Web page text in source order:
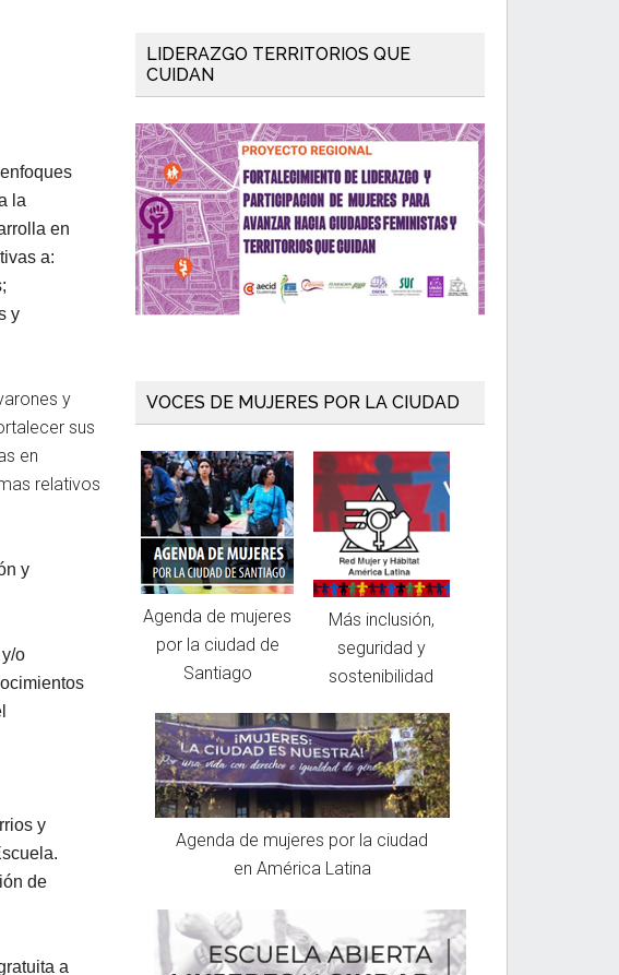
la
en
a:
y
y
sus
en
relativos
y
o
y
de
a
LIDERAZGO TERRITORIOS QUE
CUIDAN
VOCES DE MUJERES POR LA CIUDAD
Agenda de mujeres
por la ciudad de
Santiago
Más inclusión,
seguridad y
sostenibilidad
Agenda de mujeres por la ciudad
en América Latina